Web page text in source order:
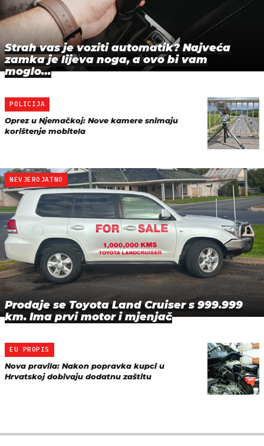
Strah vas je voziti automatik? Najveća
zamka je lijeva noga, a ovo bi vam
moglo…
POLICIJA
Oprez u Njemačkoj: Nove kamere snimaju
korištenje mobitela
NEVJEROJATNO
Prodaje se Toyota Land Cruiser s 999.999
km. Ima prvi motor i mjenjač
EU PROPIS
Nova pravila: Nakon popravka kupci u
Hrvatskoj dobivaju dodatnu zaštitu